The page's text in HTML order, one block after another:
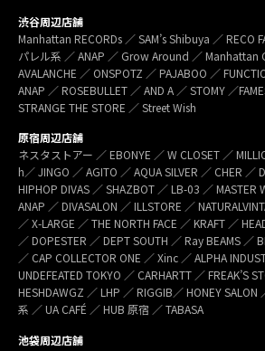
渋谷周辺店舗
Manhattan RECORDs ／ SAM’s Shibuya ／ RECO
パレル系 ／ ANAP ／ Grow Around ／ Manhattan
AVALANCHE ／ ONSPOTZ ／ PAJABOO ／
ANAP ／ ROSEBULLET ／ AND A ／ STOMY ／
STRANGE THE STORE ／ Street Wish
原宿周辺店舗
ネスタストアー ／ EBONYE ／ W CLOSET ／
h／ JINGO ／ AGITO ／ AQUA SILVER ／ CHER
HIPHOP DIVAS ／ SHAZBOT ／ LB-03 ／ MASTER
ANAP ／ DIVASALON ／ ILLSTORE ／
／ X-LARGE ／ THE NORTH FACE ／ KRAFT ／
／ DOPESTER ／ DEPT SOUTH ／ Ray BEAMS ／
／ CAP COLLECTOR ONE ／ Xinc ／ ALPHA
UNDEFEATED TOKYO ／ CARHARTT ／ FREAK’S
HESHDAWGZ ／ LHP ／ RIGGIB／ HONEY
系 ／ UA CAFÉ ／ HUB 原宿 ／ TABASA
池袋周辺店舗